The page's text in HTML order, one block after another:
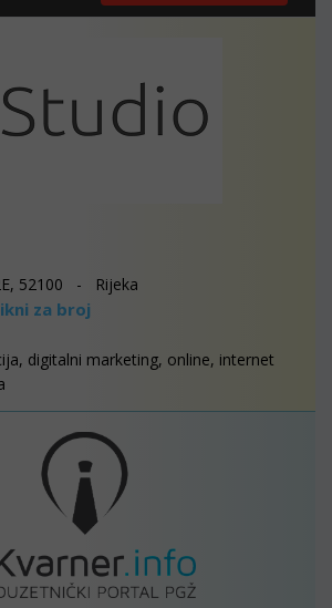
52100 - Rijeka
za broj
digitalni marketing, online, internet